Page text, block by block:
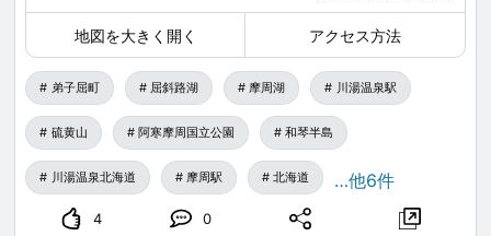
航空写真の撮影も可能で、普段見ることのできない場所
から弟子屈の雄大な自然をカメラにおさめるチャンス！
写真家の皆様にも好評です。
この特別な機会にぜひ体験してみてください。
地図を大きく開く アクセス方法
弟子屈町 屈斜路湖 摩周湖 川湯温泉駅
硫黄山 阿寒摩周国立公園 和琴半島
川湯温泉北海道 摩周駅 北海道 …他6件
4 0